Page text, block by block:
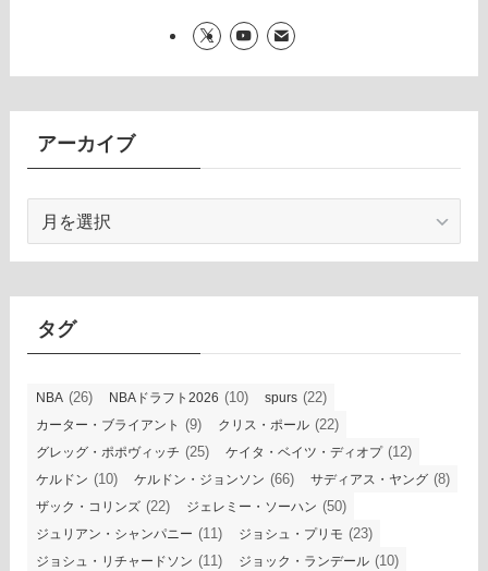
アーカイブ
カ
イ
タグ
NBA (26) NBAドラフト2026 (10) spurs (22)
カーター・ブライアント (9) クリス・ポール (22)
グレッグ・ポポヴィッチ (25) ケイタ・ベイツ・ディオプ(12)
ケルドン (10) ケルドン・ジョンソン (66) サディアス・ヤング (8)
ザック・コリンズ (22) ジェレミー・ソーハン (50)
ジュリアン・シャンパニー (11) ジョシュ・プリモ (23)
ジョシュ・リチャードソン (11) ジョック・ランデール (10)